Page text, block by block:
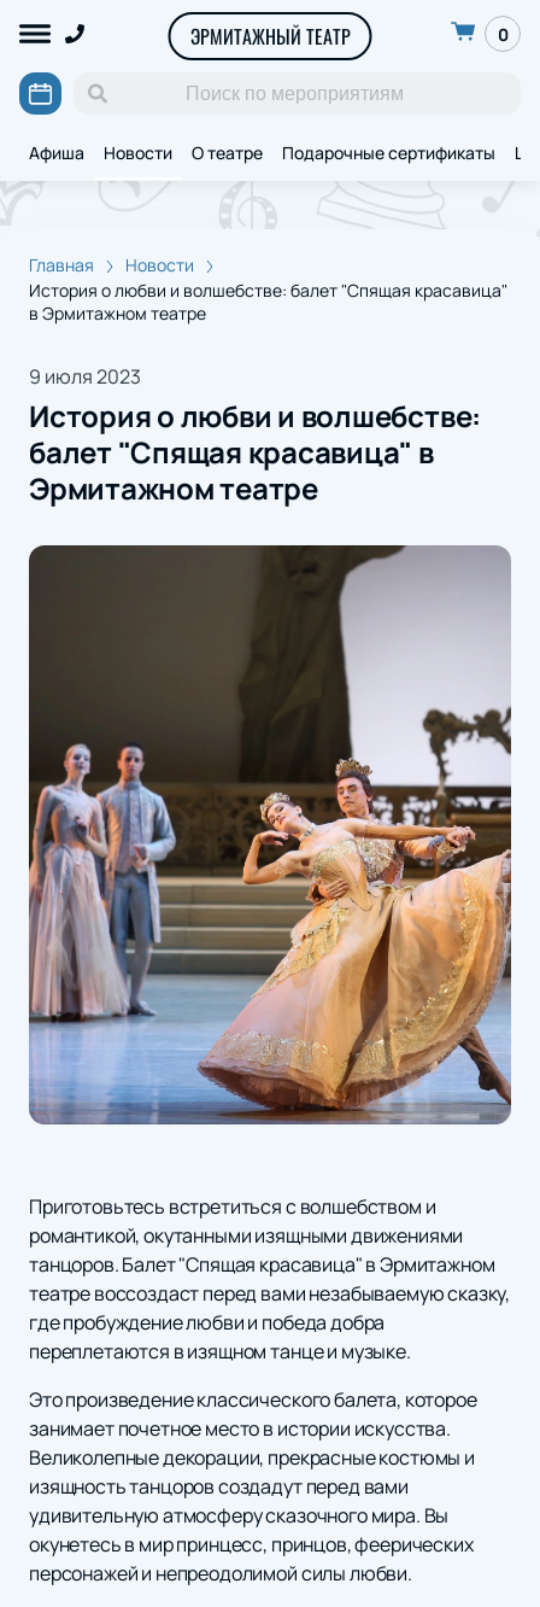
ЭРМИТАЖНЫЙ ТЕАТР 0
Афиша Новости О театре Подарочные сертификаты
Главная
Новости
История о любви и волшебстве: балет "Спящая красавица"
в Эрмитажном театре
9 июля 2023
История о любви и волшебстве:
балет "Спящая красавица" в
Эрмитажном театре
Приготовьтесь встретиться с волшебством и
романтикой, окутанными изящными движениями
танцоров. Балет "Спящая красавица" в Эрмитажном
театре воссоздаст перед вами незабываемую сказку,
где пробуждение любви и победа добра
переплетаются в изящном танце и музыке.
Это произведение классического балета, которое
занимает почетное место в истории искусства.
Великолепные декорации, прекрасные костюмы и
изящность танцоров создадут перед вами
удивительную атмосферу сказочного мира. Вы
окунетесь в мир принцесс, принцов, феерических
персонажей и непреодолимой силы любви.